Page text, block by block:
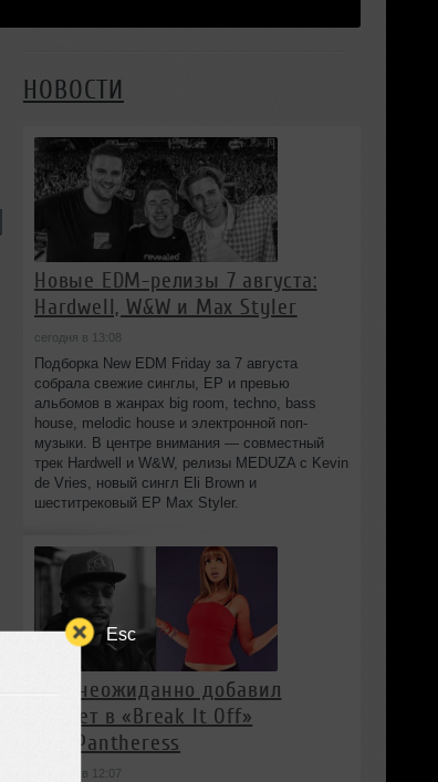
Esc
НОВОСТИ
Новые EDM-релизы 7 августа:
Hardwell, W&W и Max Styler
сегодня в 13:08
Подборка New EDM Friday за 7 августа
собрала свежие синглы, EP и превью
альбомов в жанрах big room, techno, bass
house, melodic house и электронной поп-
музыки. В центре внимания — совместный
трек Hardwell и W&W, релизы MEDUZA с Kevin
de Vries, новый сингл Eli Brown и
шеститрековый EP Max Styler.
JME неожиданно добавил
куплет в «Break It Off»
PinkPantheress
сегодня в 12:07